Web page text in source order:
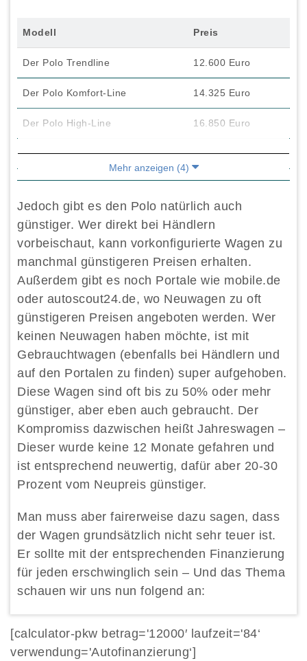
Modell Preis
Der Polo Trendline 12.600 Euro
Der Polo Komfort-Line 14.325 Euro
Der Polo High-Line 16.850 Euro
Der Cross-Polo
18.675 Euro
Mehr anzeigen (4)
Jedoch gibt es den Polo natürlich auch
günstiger. Wer direkt bei Händlern
vorbeischaut, kann vorkonfigurierte Wagen zu
manchmal günstigeren Preisen erhalten.
Außerdem gibt es noch Portale wie mobile.de
oder autoscout24.de, wo Neuwagen zu oft
günstigeren Preisen angeboten werden. Wer
keinen Neuwagen haben möchte, ist mit
Gebrauchtwagen (ebenfalls bei Händlern und
auf den Portalen zu finden) super aufgehoben.
Diese Wagen sind oft bis zu 50% oder mehr
günstiger, aber eben auch gebraucht. Der
Kompromiss dazwischen heißt Jahreswagen –
Dieser wurde keine 12 Monate gefahren und
ist entsprechend neuwertig, dafür aber 20-30
Prozent vom Neupreis günstiger.
Man muss aber fairerweise dazu sagen, dass
der Wagen grundsätzlich nicht sehr teuer ist.
Er sollte mit der entsprechenden Finanzierung
für jeden erschwinglich sein – Und das Thema
schauen wir uns nun folgend an:
[calculator-pkw betrag='12000′ laufzeit='84‘
verwendung='Autofinanzierung‘]